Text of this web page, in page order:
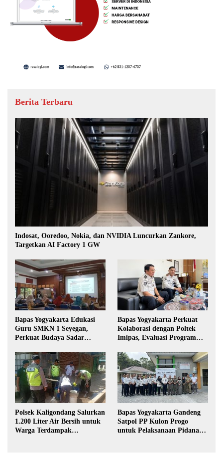
Berita Terbaru
Indosat, Ooredoo, Nokia, dan NVIDIA Luncurkan Zankore,
Targetkan AI Factory 1 GW
Bapas Yogyakarta Edukasi
Guru SMKN 1 Seyegan,
Perkuat Budaya Sadar
Bapas Yogyakarta Perkuat
Kolaborasi dengan Poltek
Imipas, Evaluasi Program
Polsek Kaligondang Salurkan
1.200 Liter Air Bersih untuk
Warga Terdampak
Bapas Yogyakarta Gandeng
Satpol PP Kulon Progo
untuk Pelaksanaan Pidana